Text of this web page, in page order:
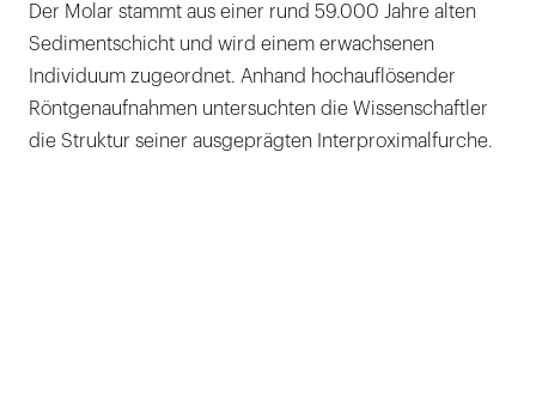
Der Molar stammt aus einer rund 59.000 Jahre alten
Sedimentschicht und wird einem erwachsenen
Individuum zugeordnet. Anhand hochauflösender
Röntgenaufnahmen untersuchten die Wissenschaftler
die Struktur seiner ausgeprägten Interproximalfurche.